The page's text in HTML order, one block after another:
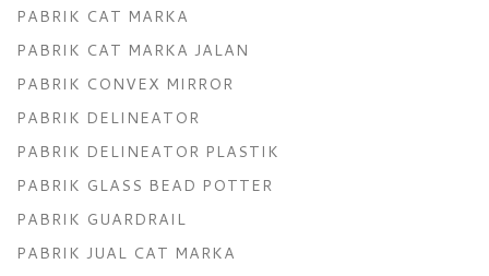
PABRIK CAT MARKA
PABRIK CAT MARKA JALAN
PABRIK CONVEX MIRROR
PABRIK DELINEATOR
PABRIK DELINEATOR PLASTIK
PABRIK GLASS BEAD POTTER
PABRIK GUARDRAIL
PABRIK JUAL CAT MARKA